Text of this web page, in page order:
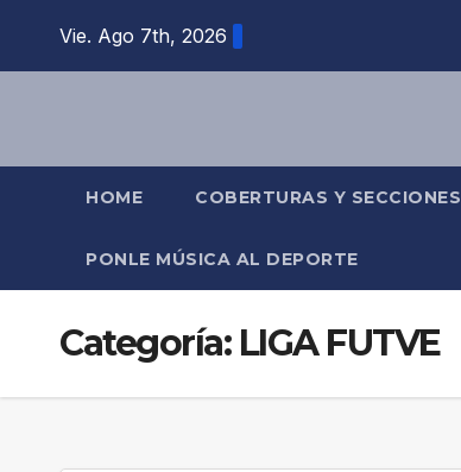
Vie. Ago 7th, 2026
HOME COBERTURAS Y SECCIONES
PONLE MÚSICA AL DEPORTE
Categoría: LIGA FUTVE